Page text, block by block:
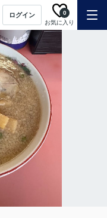
ログイン
お気に入り
0